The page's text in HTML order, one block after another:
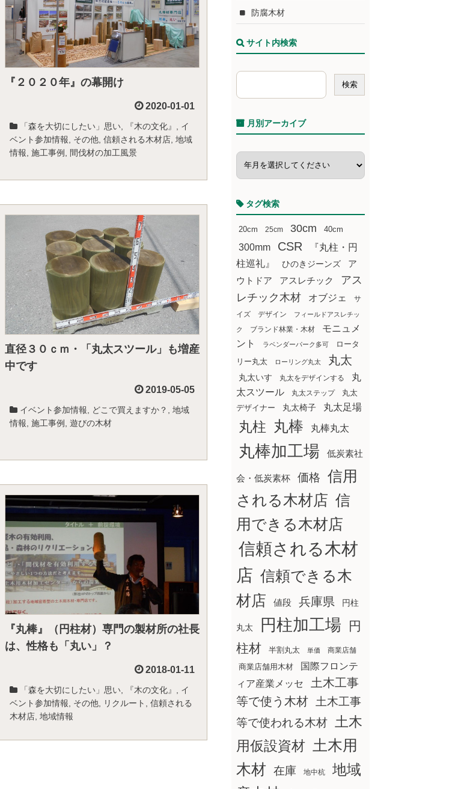
『２０２０年』の幕開け
2020-01-01
「森を大切にしたい」思い 『木の文化』
イ
ベント参加情報
その他 信頼される木材店 地域
情報 施工事例 間伐材の加工風景
直径３０ｃｍ・「丸太スツール」も増産
中です
2019-05-05
イベント参加情報 どこで買えますか？
地域
情報 施工事例 遊びの木材
『丸棒』（円柱材）専門の製材所の社長
は、性格も「丸い」？
2018-01-11
「森を大切にしたい」思い 『木の文化』
イ
ベント参加情報
その他 リクルート
信頼される
木材店 地域情報
防腐木材
サイト内検索
月別アーカイブ
タグ検索
20cm 25cm 30cm 40cm
300mm CSR
『丸柱・円
柱巡礼』
ひのきジーンズ
ア
ウトドア
アスレチック
アス
レチック木材
オブジェ
サ
イズ
デザイン フィールドアスレチッ
ク ブランド林業・木材
モニュメ
ント
ラベンダーパーク多可
ロータ
リー丸太
ローリング丸太 丸太
丸太いす 丸太をデザインする
丸
太スツール
丸太ステップ
丸太
デザイナー
丸太椅子 丸太足場
丸柱 丸棒 丸棒丸太
丸棒加工場 低炭素社
会・低炭素杯 価格
信用
される木材店 信
用できる木材店
信頼される木材
店 信頼できる木
材店
値段 兵庫県 円柱
丸太 円柱加工場
円
柱材
半割丸太 単価 商業店舗
商業店舗用木材
国際フロンテ
ィア産業メッセ
土木工事
等で使う木材
土木工事
等で使われる木材
土木
用仮設資材 土木用
木材 在庫 地中杭
地域